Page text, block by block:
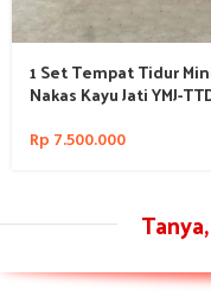
1 Set Tempat Tidur
Nakas Kayu Jati YMJ-
Rp 7.500.000